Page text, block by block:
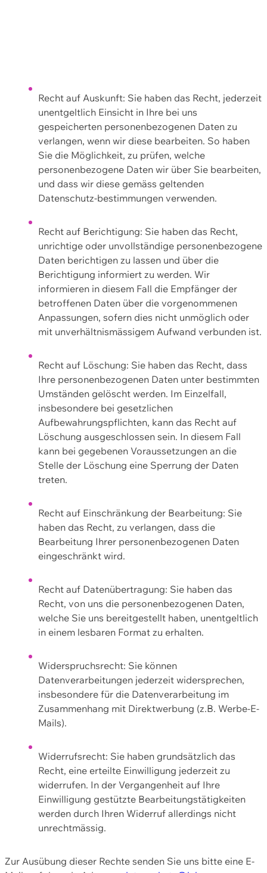
Recht auf Auskunft: Sie haben das Recht, jederzeit
unentgeltlich Einsicht in Ihre bei uns
gespeicherten personenbezogenen Daten zu
verlangen, wenn wir diese bearbeiten. So haben
Sie die Möglichkeit, zu prüfen, welche
personenbezogene Daten wir über Sie bearbeiten,
und dass wir diese gemäss geltenden
Datenschutz-bestimmungen verwenden.
Recht auf Berichtigung: Sie haben das Recht,
unrichtige oder unvollständige personenbezogene
Daten berichtigen zu lassen und über die
Berichtigung informiert zu werden. Wir
informieren in diesem Fall die Empfänger der
betroffenen Daten über die vorgenommenen
Anpassungen, sofern dies nicht unmöglich oder
mit unverhältnismässigem Aufwand verbunden ist.
Recht auf Löschung: Sie haben das Recht, dass
Ihre personenbezogenen Daten unter bestimmten
Umständen gelöscht werden. Im Einzelfall,
insbesondere bei gesetzlichen
Aufbewahrungspflichten, kann das Recht auf
Löschung ausgeschlossen sein. In diesem Fall
kann bei gegebenen Voraussetzungen an die
Stelle der Löschung eine Sperrung der Daten
treten.
Recht auf Einschränkung der Bearbeitung: Sie
haben das Recht, zu verlangen, dass die
Bearbeitung Ihrer personenbezogenen Daten
eingeschränkt wird.
Recht auf Datenübertragung: Sie haben das
Recht, von uns die personenbezogenen Daten,
welche Sie uns bereitgestellt haben, unentgeltlich
in einem lesbaren Format zu erhalten.
Widerspruchsrecht: Sie können
Datenverarbeitungen jederzeit widersprechen,
insbesondere für die Datenverarbeitung im
Zusammenhang mit Direktwerbung (z.B. Werbe-E-
Mails).
Widerrufsrecht: Sie haben grundsätzlich das
Recht, eine erteilte Einwilligung jederzeit zu
widerrufen. In der Vergangenheit auf Ihre
Einwilligung gestützte Bearbeitungstätigkeiten
werden durch Ihren Widerruf allerdings nicht
unrechtmässig.
Zur Ausübung dieser Rechte senden Sie uns bitte eine E-